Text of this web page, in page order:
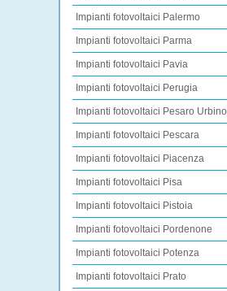
Impianti fotovoltaici Palermo
Impianti fotovoltaici Parma
Impianti fotovoltaici Pavia
Impianti fotovoltaici Perugia
Impianti fotovoltaici Pesaro Urbino
Impianti fotovoltaici Pescara
Impianti fotovoltaici Piacenza
Impianti fotovoltaici Pisa
Impianti fotovoltaici Pistoia
Impianti fotovoltaici Pordenone
Impianti fotovoltaici Potenza
Impianti fotovoltaici Prato